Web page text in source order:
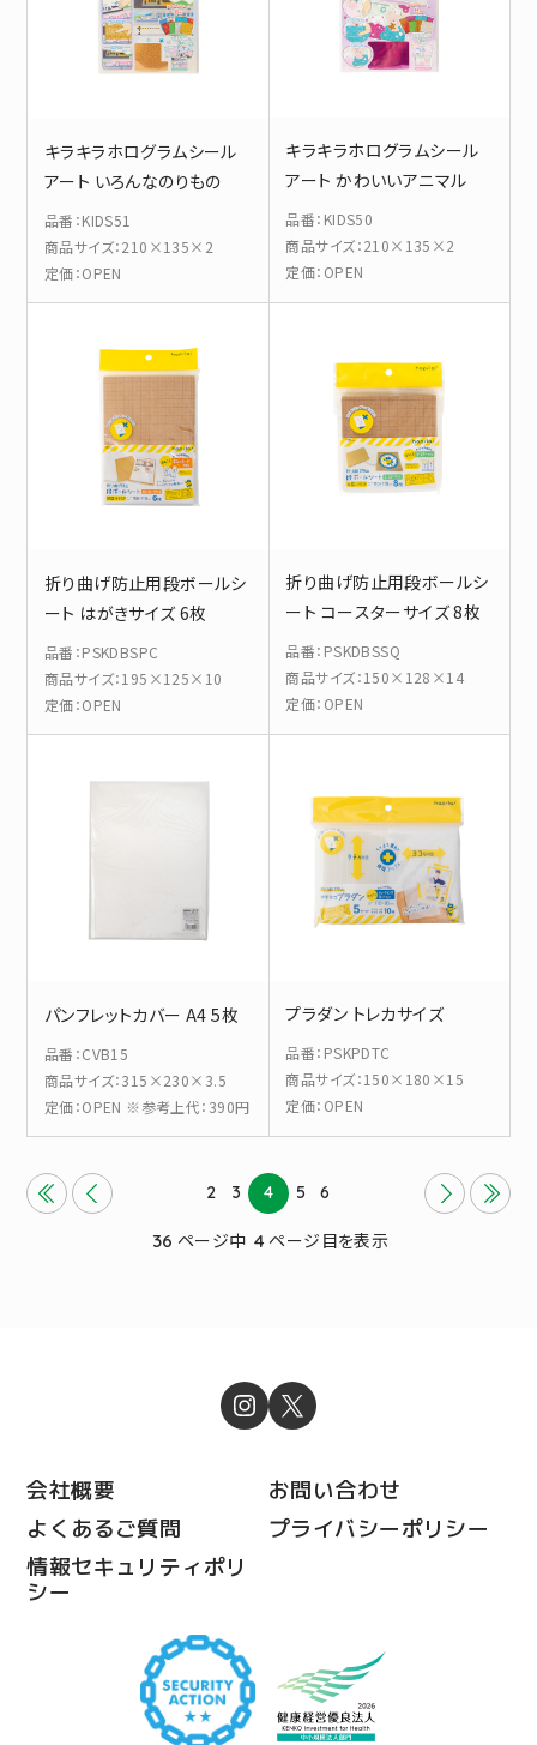
キラキラホログラムシール
アート いろんなのりもの
品番 ：KIDS51
商品サイズ：210×135×2
定価：OPEN
キラキラホログラムシール
アート かわいいアニマル
品番： KIDS50
商品サイズ：210×135×2
定価： OPEN
折り曲げ防止用段ボールシ
ート はがきサイズ 6枚
品番 ：PSKDBSPC
商品サイズ：195×125×10
定価：OPEN
折り曲げ防止用段ボールシ
ート コースターサイズ 8枚
品番： PSKDBSSQ
商品サイズ：150×128×14
定価： OPEN
パンフレットカバー A4 5枚
品番 ：CVB15
商品サイズ：315×230×3.5
定価：OPEN ※参考上代：390円
プラダン トレカサイズ
品番： PSKPDTC
商品サイズ：150×180×15
定価： OPEN
2 3 4 5 6
36 ページ中 4 ページ目を表示
会社概要
お問い合わせ
よくあるご質問
プライバシーポリシー
情報セキュリティポリ
シー